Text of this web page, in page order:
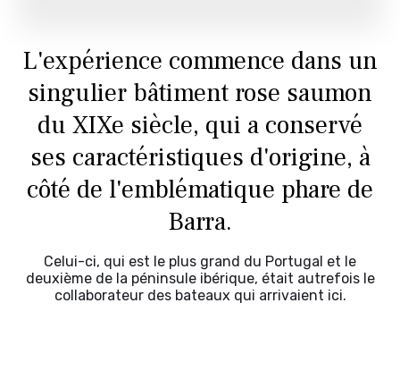
L'expérience commence dans un
singulier bâtiment rose saumon
du XIXe siècle, qui a conservé
ses caractéristiques d'origine, à
côté de l'emblématique phare de
Barra.
Celui-ci, qui est le plus grand du Portugal et le
deuxième de la péninsule ibérique, était autrefois le
collaborateur des bateaux qui arrivaient ici.